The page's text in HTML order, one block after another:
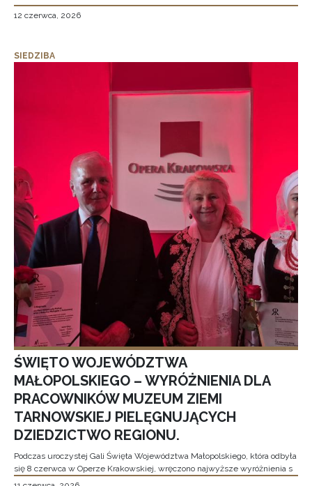
12 czerwca, 2026
SIEDZIBA
ŚWIĘTO WOJEWÓDZTWA
MAŁOPOLSKIEGO – WYRÓŻNIENIA DLA
PRACOWNIKÓW MUZEUM ZIEMI
TARNOWSKIEJ PIELĘGNUJĄCYCH
DZIEDZICTWO REGIONU.
Podczas uroczystej Gali Święta Województwa Małopolskiego, która odbyła
się 8 czerwca w Operze Krakowskiej, wręczono najwyższe wyróżnienia s